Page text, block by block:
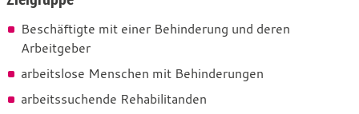
Beschäftigte mit einer Behinderung und deren
Arbeitgeber
arbeitslose Menschen mit Behinderungen
arbeitssuchende Rehabilitanden